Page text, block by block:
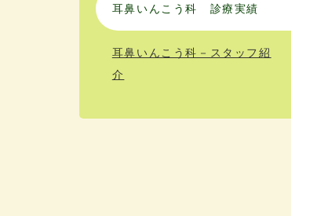
耳鼻いんこう科 診療実績
耳鼻いんこう科－スタッフ紹
介